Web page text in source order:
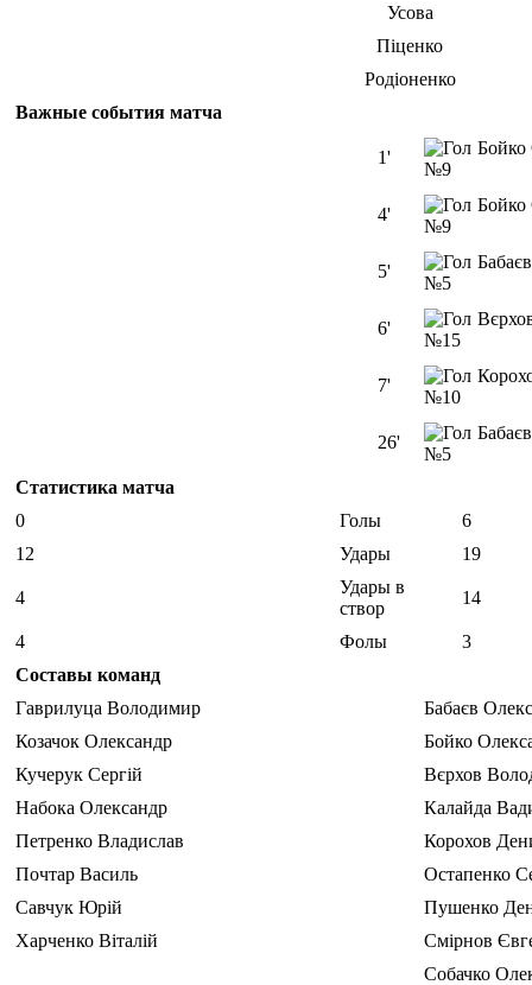
Усова
Піценко
Родіоненко
Важные события матча
1'
№9
4'
№9
5'
№5
6'
№15
7'
№10
26'
№5
Статистика матча
0
Голы
6
12
Удары 19
4
Удары в
створ
14
4 Фолы
3
Составы команд
Гаврилуца Володимир
Бабаєв
Козачок Олександр
Бойко
Кучерук Сергій
Вєрхов
Набока Олександр
Калайда
Петренко Владислав
Корохов
Почтар Василь
Остапенко
Савчук Юрій
Пушенко
Харченко Віталій
Смірнов
Собачко